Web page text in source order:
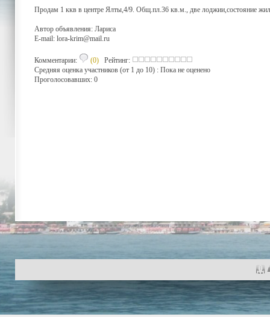
Продам 1 ккв в центре Ялты,4/9. Общ.пл.36 кв.м., две лоджии,состояние
Автор объявления: Лариса
E-mail: lora-krim@mail.ru
Комментарии: (0) Рейтинг:
Средняя оценка участников (от 1 до 10) : Пока не оценено
Проголосовавших: 0